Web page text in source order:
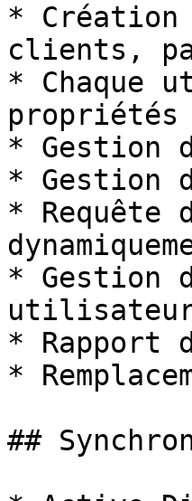
* Création
clients,
* Chaque
* Gestion
* Gestion
* Requête
* Gestion
*
*
##